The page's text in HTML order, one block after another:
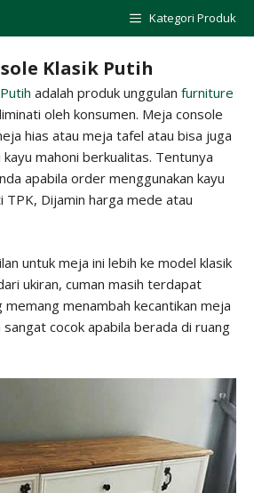
Kategori Produk
Klasik Putih
adalah produk unggulan furniture
oleh konsumen. Meja console
hias atau meja tafel atau bisa juga
mahoni berkualitas. Tentunya
apabila order menggunakan kayu
TPK, Dijamin harga mede atau
untuk meja ini lebih ke model klasik
ukiran, cuman masih terdapat
memang menambah kecantikan meja
cocok apabila berada di ruang